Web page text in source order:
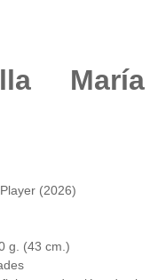
María
(2026)
g. (43 cm.)